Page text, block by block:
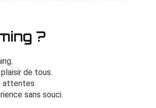
?
de tous.
attentes.
sans souci.